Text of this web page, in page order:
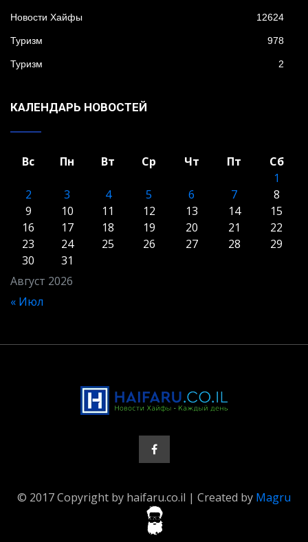
Новости Хайфы 12624
Туризм 978
Туризм 2
КАЛЕНДАРЬ НОВОСТЕЙ
Август 2026
Вс Пн Вт Ср Чт Пт
Сб
1
2
3 4 5 6 7
8
9
10 11 12 13 14
15
16
17 18 19 20 21
22
23
24 25 26 27 28
29
30
31
« Июл
© 2017 Copyright by haifaru.co.il | Created by Magru